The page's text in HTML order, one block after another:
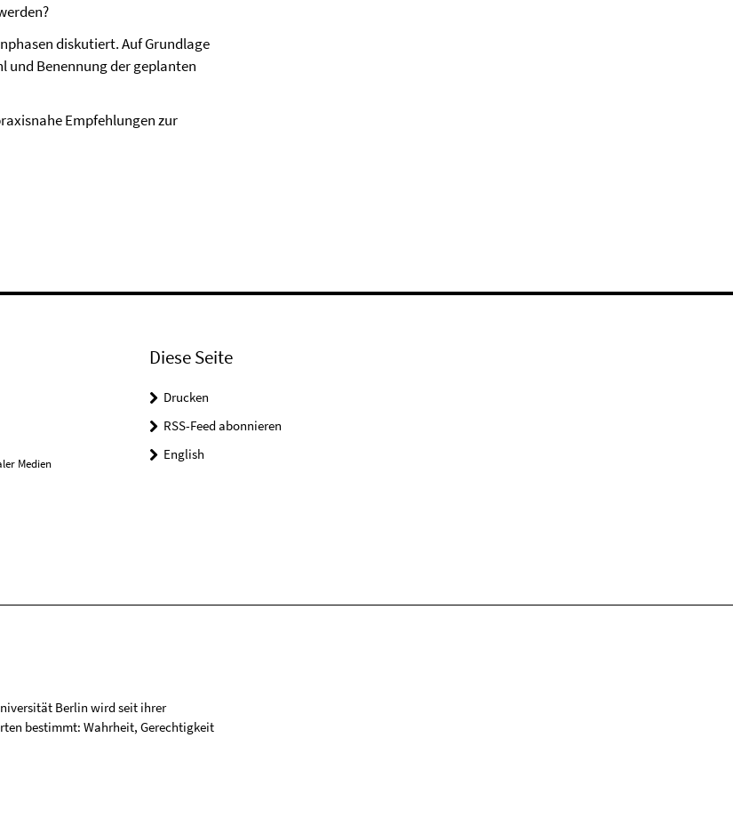
diskutiert. Auf Grundlage
und Benennung der geplanten
Empfehlungen zur
Medien
Diese Seite
Drucken
RSS-Feed abonnieren
English
Berlin wird seit ihrer
bestimmt: Wahrheit, Gerechtigkeit